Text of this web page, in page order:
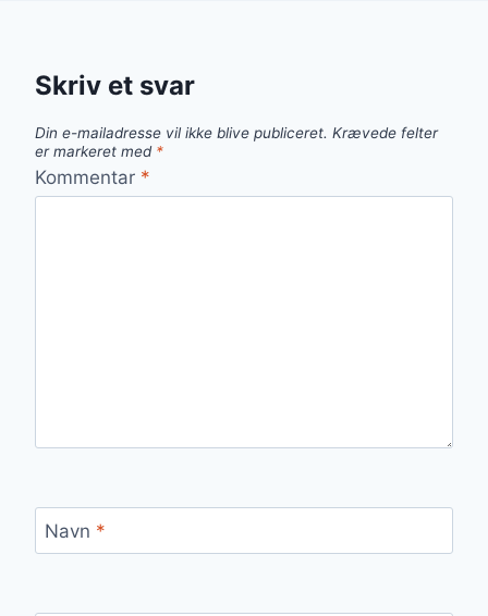
Skriv et svar
Din e-mailadresse vil ikke blive publiceret. Krævede felter
er markeret med *
Kommentar *
Navn *